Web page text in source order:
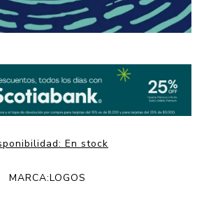
En stock
MARCA:LOGOS